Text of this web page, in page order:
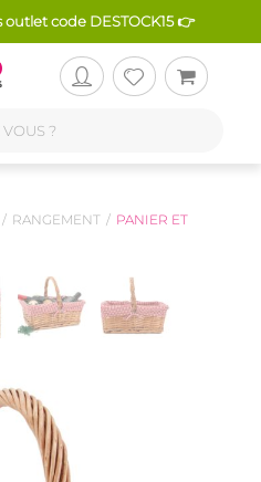
outlet code DESTOCK15 👉
RANGEMENT
PANIER ET